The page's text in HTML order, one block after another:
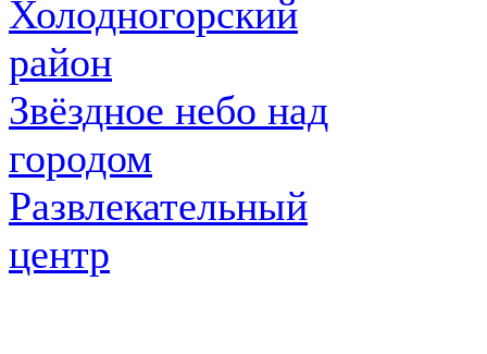
Холодногорский
район
Звёздное небо над
городом
Развлекательный
центр